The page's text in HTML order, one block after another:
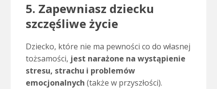
5. Zapewniasz dziecku
szczęśliwe życie
Dziecko, które nie ma pewności co do własnej
tożsamości, jest narażone na wystąpienie
stresu, strachu i problemów
emocjonalnych (także w przyszłości).